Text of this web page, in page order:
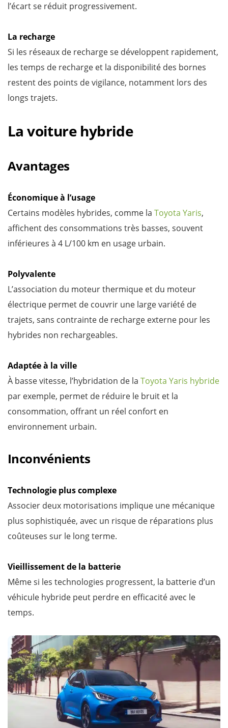
l’écart se réduit progressivement.
La recharge
Si les réseaux de recharge se développent rapidement,
les temps de recharge et la disponibilité des bornes
restent des points de vigilance, notamment lors des
longs trajets.
La voiture hybride
Avantages
Économique à l’usage
Certains modèles hybrides, comme la Toyota Yaris,
affichent des consommations très basses, souvent
inférieures à 4 L/100 km en usage urbain.
Polyvalente
L’association du moteur thermique et du moteur
électrique permet de couvrir une large variété de
trajets, sans contrainte de recharge externe pour les
hybrides non rechargeables.
Adaptée à la ville
À basse vitesse, l’hybridation de la Toyota Yaris hybride
par exemple, permet de réduire le bruit et la
consommation, offrant un réel confort en
environnement urbain.
Inconvénients
Technologie plus complexe
Associer deux motorisations implique une mécanique
plus sophistiquée, avec un risque de réparations plus
coûteuses sur le long terme.
Vieillissement de la batterie
Même si les technologies progressent, la batterie d’un
véhicule hybride peut perdre en efficacité avec le
temps.